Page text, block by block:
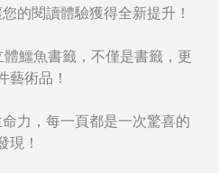
的閱讀體驗獲得全新提升！
鱷魚書籤，不僅是書籤，更
藝術品！
力，每一頁都是一次驚喜的
現！